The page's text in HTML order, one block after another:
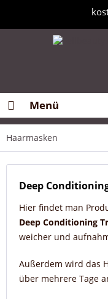
Menü
Haarmasken
Deep
Hier findet man
Deep Conditioning
weicher und
Außerdem wird das
über mehrere Tage